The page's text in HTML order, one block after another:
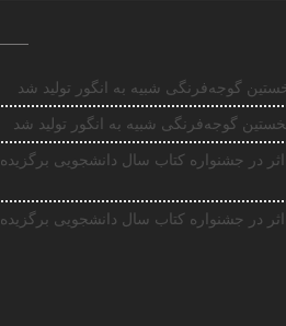
گوجه‌فرنگی شبیه به انگور تولید شد
گوجه‌فرنگی شبیه به انگور تولید شد
۷ اثر در جشنواره کتاب سال دانشجویی برگزیده
۷ اثر در جشنواره کتاب سال دانشجویی برگزیده